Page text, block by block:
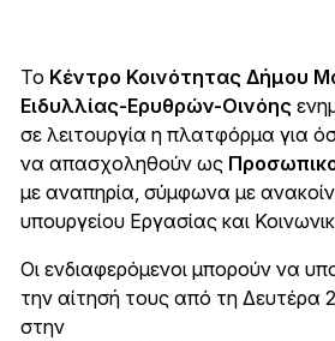
Το Κέντρο Κοινότητας Δήμου
Ειδυλλίας-Ερυθρών-Οινόης
σε λειτουργία η πλατφόρμα για
να απασχοληθούν ως
με αναπηρία, σύμφωνα με
υπουργείου Εργασίας και
Οι ενδιαφερόμενοι μπορούν να
την αίτησή τους από τη Δευτέρα
στην